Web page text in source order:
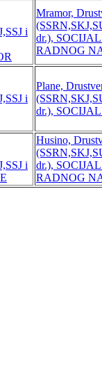
i
Mramor,
dr.),
RADNOG
i
Plane,
dr.),
i
Husino,
dr.),
RADNOG